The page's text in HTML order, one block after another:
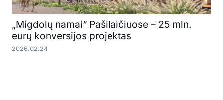
„Migdolų namai“ Pašilaičiuose – 25 mln.
eurų konversijos projektas
2026.02.24